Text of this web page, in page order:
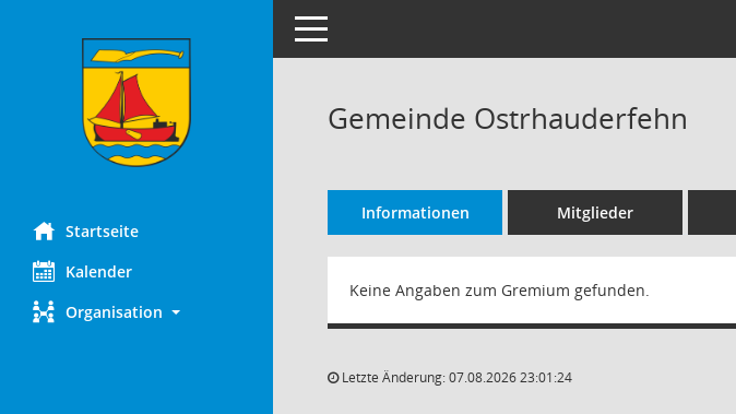
Startseite
Kalender
Organisation
Toggle navigation
Gemeinde Ostrhauderfehn
Informationen Mitglieder
Keine Angaben zum Gremium gefunden.
Letzte Änderung: 07.08.2026 23:01:24